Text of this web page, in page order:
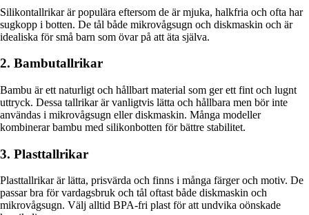
Silikontallrikar är populära eftersom de är mjuka, halkfria och ofta har
sugkopp i botten. De tål både mikrovågsugn och diskmaskin och är
idealiska för små barn som övar på att äta själva.
2. Bambutallrikar
Bambu är ett naturligt och hållbart material som ger ett fint och lugnt
uttryck. Dessa tallrikar är vanligtvis lätta och hållbara men bör inte
användas i mikrovågsugn eller diskmaskin. Många modeller
kombinerar bambu med silikonbotten för bättre stabilitet.
3. Plasttallrikar
Plasttallrikar är lätta, prisvärda och finns i många färger och motiv. De
passar bra för vardagsbruk och tål oftast både diskmaskin och
mikrovågsugn. Välj alltid BPA-fri plast för att undvika oönskade